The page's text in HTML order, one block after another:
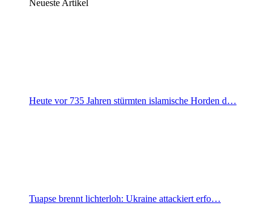
Neueste Artikel
Heute vor 735 Jahren stürmten islamische Horden d…
Tuapse brennt lichterloh: Ukraine attackiert erfo…